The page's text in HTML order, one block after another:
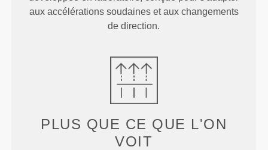
aux accélérations soudaines et aux changements
de direction.
PLUS QUE CE QUE L'ON
VOIT